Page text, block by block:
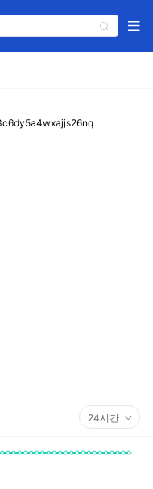
24시간